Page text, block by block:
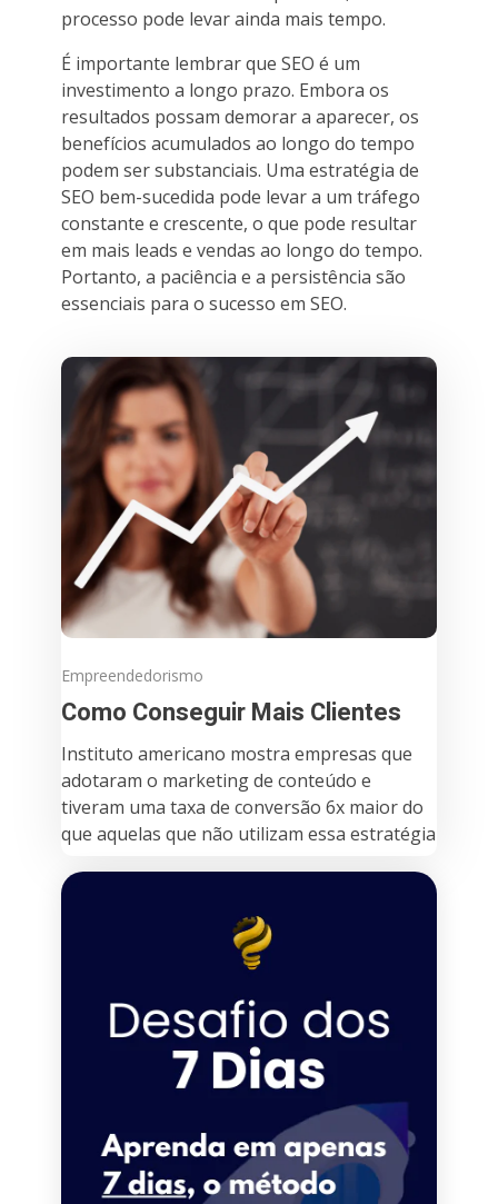
processo pode levar ainda mais tempo.
É importante lembrar que SEO é um
investimento a longo prazo. Embora os
resultados possam demorar a aparecer, os
benefícios acumulados ao longo do tempo
podem ser substanciais. Uma estratégia de
SEO bem-sucedida pode levar a um tráfego
constante e crescente, o que pode resultar
em mais leads e vendas ao longo do tempo.
Portanto, a paciência e a persistência são
essenciais para o sucesso em SEO.
Empreendedorismo
Como Conseguir Mais Clientes
Instituto americano mostra empresas que
adotaram o marketing de conteúdo e
tiveram uma taxa de conversão 6x maior do
que aquelas que não utilizam essa estratégia